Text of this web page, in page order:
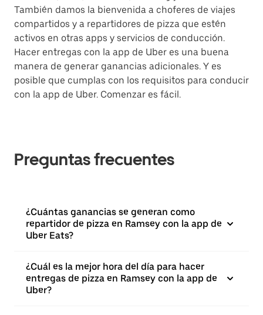
También damos la bienvenida a choferes de viajes
compartidos y a repartidores de pizza que estén
activos en otras apps y servicios de conducción.
Hacer entregas con la app de Uber es una buena
manera de generar ganancias adicionales. Y es
posible que cumplas con los requisitos para conducir
con la app de Uber. Comenzar es fácil.
Preguntas frecuentes
¿Cuántas ganancias se generan como
repartidor de pizza en Ramsey con la app de
Uber Eats?
¿Cuál es la mejor hora del día para hacer
entregas de pizza en Ramsey con la app de
Uber?